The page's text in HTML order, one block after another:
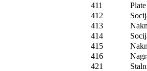
411
412
413
414
415
416
421